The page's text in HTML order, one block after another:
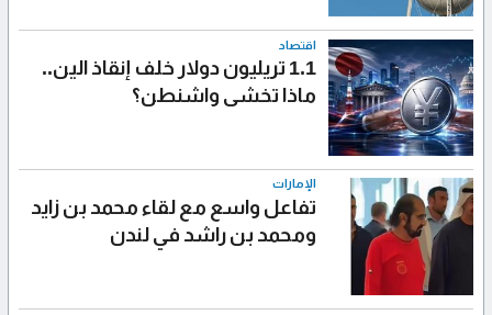
اقتصاد
1.1 تريليون دولار خلف إنقاذ الين..
ماذا تخشى واشنطن؟
الإمارات
تفاعل واسع مع لقاء محمد بن زايد
ومحمد بن راشد في لندن